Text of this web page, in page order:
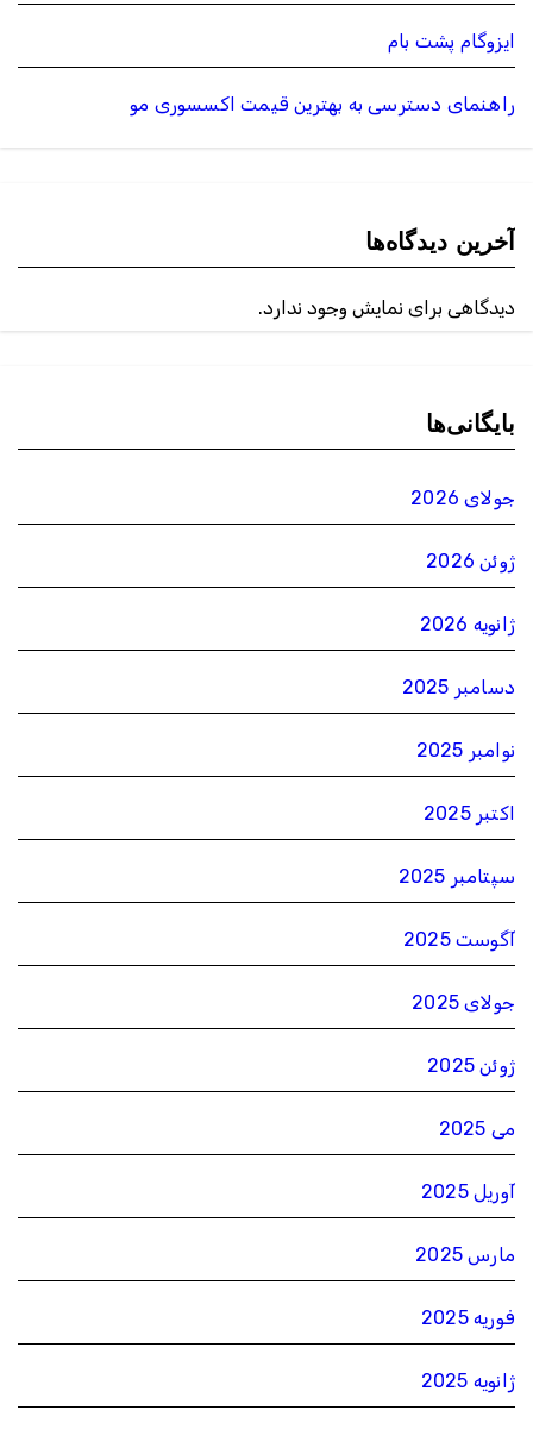
ایزوگام پشت بام
راهنمای دسترسی به بهترین قیمت اکسسوری مو
آخرین دیدگاه‌ها
دیدگاهی برای نمایش وجود ندارد.
بایگانی‌ها
جولای 2026
ژوئن 2026
ژانویه 2026
دسامبر 2025
نوامبر 2025
اکتبر 2025
سپتامبر 2025
آگوست 2025
جولای 2025
ژوئن 2025
می 2025
آوریل 2025
مارس 2025
فوریه 2025
ژانویه 2025